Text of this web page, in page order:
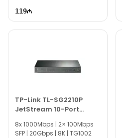
119
TP-Link TL-SG2210P
JetStream 10-Port
Gigabit Smart Switch
with 8-Port PoE
8x 1000Mbps | 2× 100Mbps
SFP | 20Gbps | 8K | TG1002